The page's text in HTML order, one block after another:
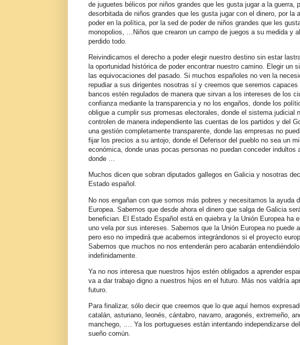
de juguetes bélicos por niños grandes que les gusta jugar a la guerra,
desorbitada de niños grandes que les gusta jugar con el dinero, por la
poder en la política, por la sed de poder de niños grandes que les
monopolios, …Niños que crearon un campo de juegos a su medida y
perdido todo.
Reivindicamos el derecho a poder elegir nuestro destino sin estar
la oportunidad histórica de poder encontrar nuestro camino. Elegir un
las equivocaciones del pasado. Si muchos españoles no ven la
repudiar a sus dirigentes nosotras sí y creemos que seremos
bancos estén regulados de manera que sirvan a los intereses de los
confianza mediante la transparencia y no los engaños, donde los
obligue a cumplir sus promesas electorales, donde el sistema judicial
controlen de manera independiente las cuentas de los partidos y del
una gestión completamente transparente, donde las empresas no
fijar los precios a su antojo, donde el Defensor del pueblo no sea un
económica, donde unas pocas personas no puedan conceder
donde …
Muchos dicen que sobran diputados gallegos en Galicia y nosotras
Estado español.
No nos engañan con que somos más pobres y necesitamos la ayuda
Europea. Sabemos que desde ahora el dinero que salga de Galicia
benefician. El Estado Español está en quiebra y la Unión Europea ha
uno vela por sus intereses. Sabemos que la Unión Europea no puede
pero eso no impedirá que acabemos integrándonos si el proyecto
Sabemos que muchos no nos entenderán pero acabarán
indefinidamente.
Ya no nos interesa que nuestros hijos estén obligados a aprender
va a dar trabajo digno a nuestros hijos en el futuro. Más nos valdría
futuro.
Para finalizar, sólo decir que creemos que lo que aquí hemos
catalán, asturiano, leonés, cántabro, navarro, aragonés, extremeño,
manchego, …. Ya los portugueses están intentando independizarse
sueño común.